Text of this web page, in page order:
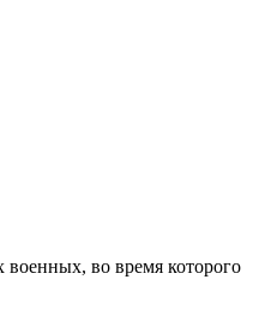
военных, во время которого